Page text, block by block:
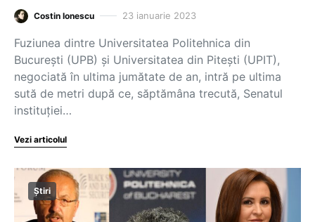
Costin Ionescu 23 ianuarie 2023
Fuziunea dintre Universitatea Politehnica din
București (UPB) și Universitatea din Pitești (UPIT),
negociată în ultima jumătate de an, intră pe ultima
sută de metri după ce, săptămâna trecută, Senatul
instituției…
Vezi articolul
Știri